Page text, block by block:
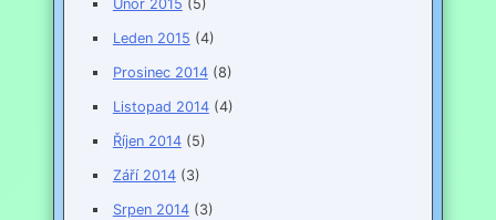
Únor 2015 (5)
Leden 2015 (4)
Prosinec 2014(8)
Listopad 2014(4)
Říjen 2014(5)
Září 2014(3)
Srpen 2014(3)